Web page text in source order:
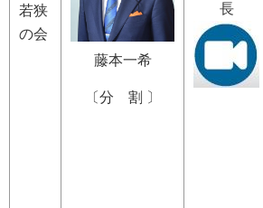
若狭
の会
藤本一希
〔分 割 〕
長